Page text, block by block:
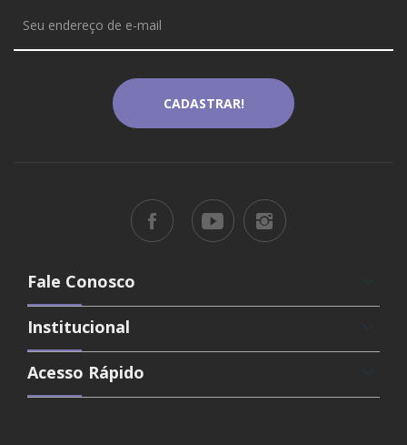
Fale Conosco
Institucional
Acesso Rápido